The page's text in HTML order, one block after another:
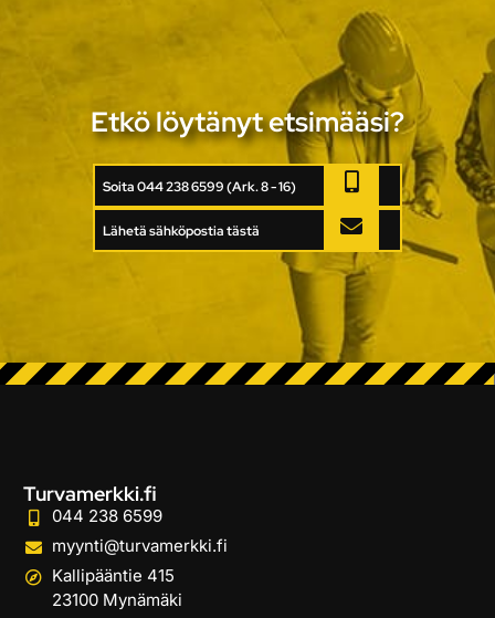
Etkö löytänyt etsimääsi?
Soita 044 238 6599 (Ark. 8 - 16)
Lähetä sähköpostia tästä
Turvamerkki.fi
044 238 6599
myynti@turvamerkki.fi
Kallipääntie 415
23100 Mynämäki